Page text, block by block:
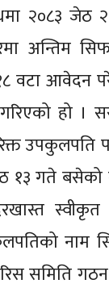
२०८३ जेठ
अन्तिम
आवेदन
हो
१३ गते
स्वीकृत
नाम
समिति